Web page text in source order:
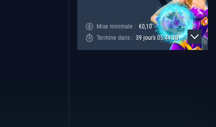
Mise minimale : €0,10
Termine dans : 39 jours 05:44:20